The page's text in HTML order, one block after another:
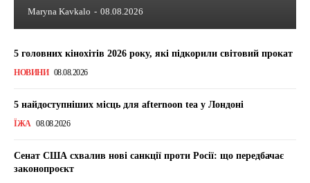
Maryna Kavkalo - 08.08.2026
5 головних кінохітів 2026 року, які підкорили світовий прокат
НОВИНИ 08.08.2026
5 найдоступніших місць для afternoon tea у Лондоні
ЇЖА 08.08.2026
Сенат США схвалив нові санкції проти Росії: що передбачає
законопроєкт